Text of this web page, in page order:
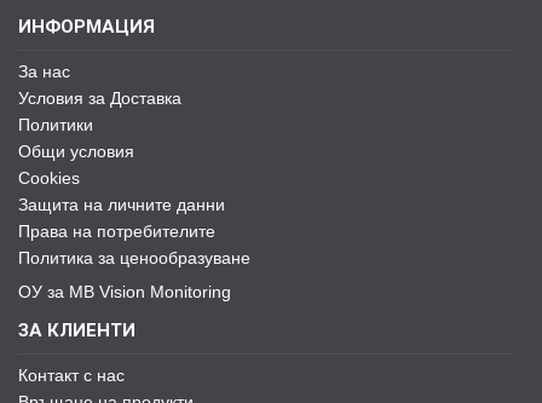
ИНФОРМАЦИЯ
За нас
Условия за Доставка
Политики
Общи условия
Cookies
Защита на личните данни
Права на потребителите
Политика за ценообразуване
ОУ за MB Vision Monitoring
ЗА КЛИЕНТИ
Контакт с нас